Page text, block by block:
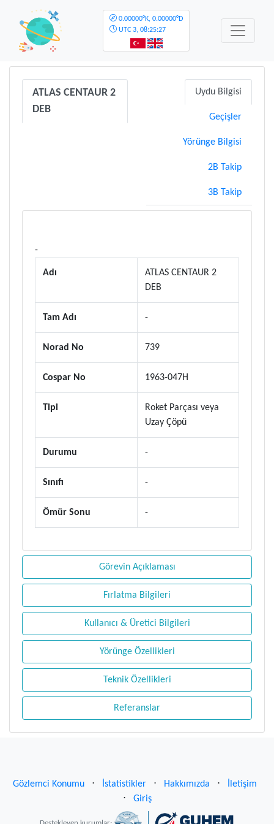
0.00000°K, 0.00000°D
UTC 3, 08:25:27
ATLAS CENTAUR 2
DEB
Uydu Bilgisi
Geçişler
Yörünge Bilgisi
2B Takip
3B Takip
-
Adı
ATLAS CENTAUR 2
DEB
Tam Adı -
Norad No 739
Cospar No 1963-047H
Tipi
Roket Parçası veya
Uzay Çöpü
Durumu -
Sınıfı -
Ömür Sonu -
Görevin Açıklaması
Fırlatma Bilgileri
Kullanıcı & Üretici Bilgileri
Yörünge Özellikleri
Teknik Özellikleri
Referanslar
Gözlemci Konumu ⋅ İstatistikler ⋅ Hakkımızda ⋅
İletişim
⋅
Giriş